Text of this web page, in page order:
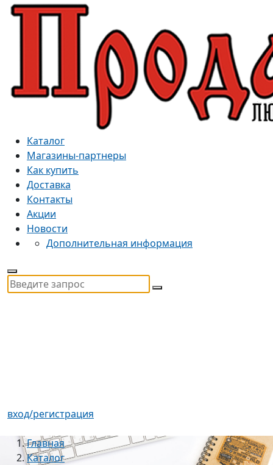
Каталог
Магазины-партнеры
Как купить
Доставка
Контакты
Акции
Новости
Дополнительная информация
вход/регистрация
Главная
Каталог